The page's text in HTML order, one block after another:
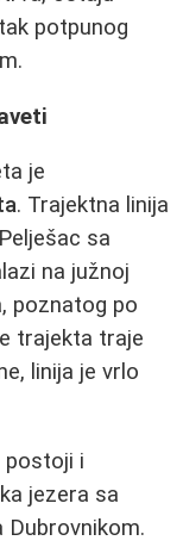
potpunog
je
. Trajektna linija
sa
na južnoj
poznatog po
trajekta traje
linija je vrlo
postoji i
jezera sa
Dubrovnikom.